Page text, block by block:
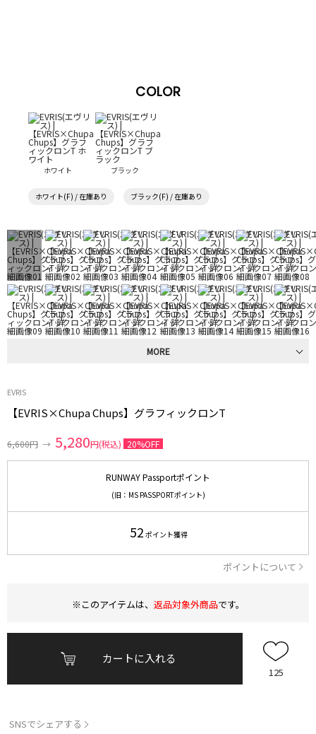
COLOR
ホワイト ブラック
ホワイト(F) / 在庫あり ブラック(F) / 在庫あり
MORE
EVRIS
【EVRIS×Chupa Chups】グラフィックロンT
6,600円 → 5,280円(税込) 20%OFF
RUNWAY Passportポイント
(旧：MS PASSPORTポイント)
52 ポイント獲得
ポイントについて
※このアイテムは、 返品対象外商品です。
カートに入れる
125
SNSでシェアする